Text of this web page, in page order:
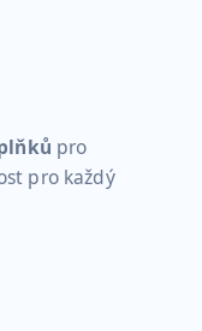
pro
pro každý